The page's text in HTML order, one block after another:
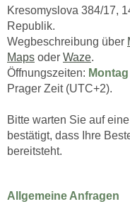
Kresomyslova 384/17,
Republik.
Wegbeschreibung über
Maps oder Waze.
Öffnungszeiten:
Prager Zeit (UTC+2).
Bitte warten Sie auf
bestätigt, dass Ihre
bereitsteht.
Allgemeine Anfragen